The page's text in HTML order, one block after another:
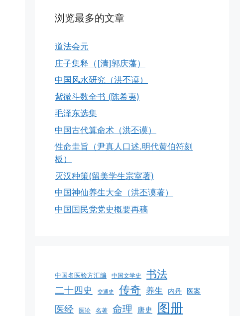
浏览最多的文章
道法会元
庄子集释（[清]郭庆藩）
中国风水研究（洪丕谟）
紫微斗数全书 (陈希夷)
毛泽东选集
中国古代算命术（洪丕谟）
性命圭旨（尹真人口述.明代黄伯符刻
板）
灭汉种策(留美学生宗室著)
中国神仙养生大全（洪丕谟著）
中国国民党党史概要再稿
中国名医验方汇编 中国文学史 书法
二十四史 交通史 传奇 养生 内丹 医案
医经 医论 名著 命理 唐史 图册